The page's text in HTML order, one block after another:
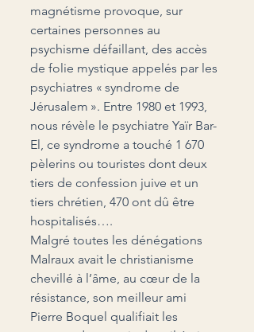
magnétisme provoque, sur
certaines personnes au
psychisme défaillant, des accès
de folie mystique appelés par les
psychiatres « syndrome de
Jérusalem ». Entre 1980 et 1993,
nous révèle le psychiatre Yaïr Bar-
El, ce syndrome a touché 1 670
pèlerins ou touristes dont deux
tiers de confession juive et un
tiers chrétien, 470 ont dû être
hospitalisés….
Malgré toutes les dénégations
Malraux avait le christianisme
chevillé à l’âme, au cœur de la
résistance, son meilleur ami
Pierre Boquel qualifiait les